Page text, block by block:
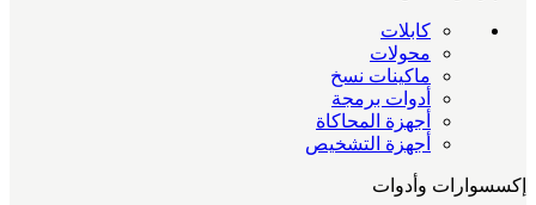
كابلات
محولات
ماكينات نسخ
أدوات برمجة
أجهزة المحاكاة
أجهزة التشخيص
إكسسوارات وأدوات